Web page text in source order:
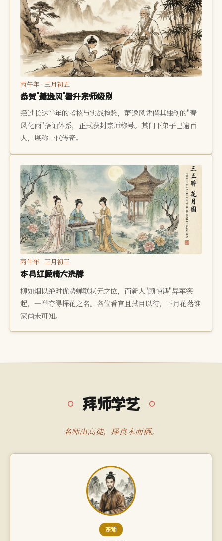
丙午年 · 三月初五
恭贺"萧逸风"晋升宗师级别
经过长达半年的考核与实战检验，萧逸风凭借其独创的"春
风化雨"搭讪体系，正式获封宗师称号。其门下弟子已逾百
人，堪称一代传奇。
丙午年 · 三月初三
本月红颜榜大洗牌
柳如烟以绝对优势蝉联状元之位，而新人"顾惊鸿"异军突
起，一举夺得探花之名。各位看官且拭目以待，下月花落谁
家尚未可知。
拜师学艺
名师出高徒，择良木而栖。
宗师